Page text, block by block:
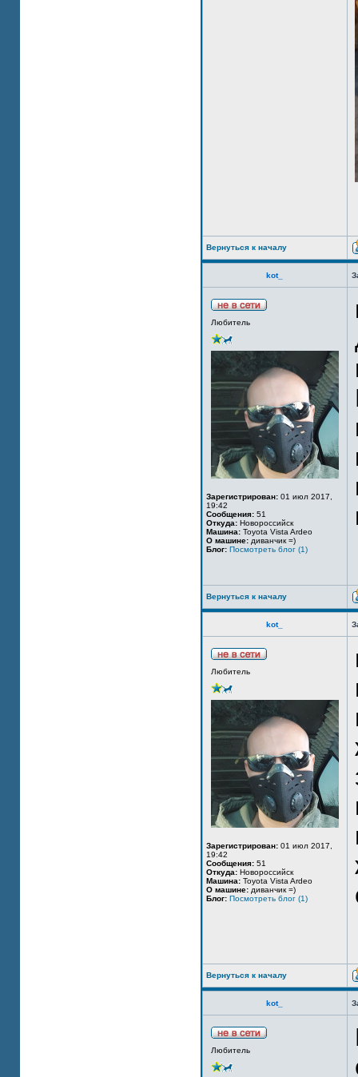
Вернуться к началу
kot_
Любитель
Зарегистрирован: 01 июл 2017,
19:42
Сообщения: 51
Откуда: Новороссийск
Машина: Toyota Vista Ardeo
О машине: диванчик =)
Блог: Посмотреть блог (1)
Вернуться к началу
kot_
Любитель
Зарегистрирован: 01 июл 2017,
19:42
Сообщения: 51
Откуда: Новороссийск
Машина: Toyota Vista Ardeo
О машине: диванчик =)
Блог: Посмотреть блог (1)
Вернуться к началу
kot_
Любитель